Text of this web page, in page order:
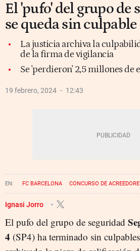
El 'pufo' del grupo de
se queda sin culpable
La justicia archiva la
de la firma de vigilancia
Se 'perdieron' 2,5 millones de
19 febrero, 2024 12:43
FC BARCELONA CONCURSO DE
Ignasi Jorro
El pufo del grupo de seguridad
4 (SP4) ha terminado sin